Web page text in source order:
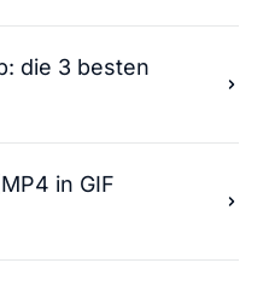
die 3 besten
in GIF